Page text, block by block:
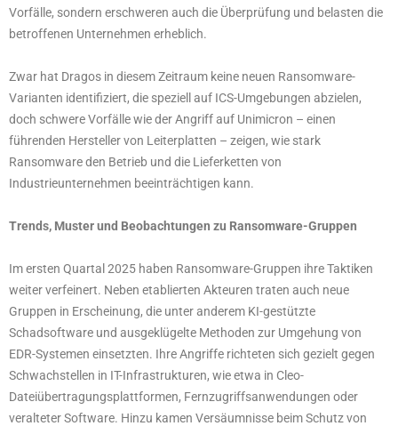
Vorfälle, sondern erschweren auch die Überprüfung und belasten die
betroffenen Unternehmen erheblich.
Zwar hat Dragos in diesem Zeitraum keine neuen Ransomware-
Varianten identifiziert, die speziell auf ICS-Umgebungen abzielen,
doch schwere Vorfälle wie der Angriff auf Unimicron – einen
führenden Hersteller von Leiterplatten – zeigen, wie stark
Ransomware den Betrieb und die Lieferketten von
Industrieunternehmen beeinträchtigen kann.
Trends, Muster und Beobachtungen zu Ransomware-Gruppen
Im ersten Quartal 2025 haben Ransomware-Gruppen ihre Taktiken
weiter verfeinert. Neben etablierten Akteuren traten auch neue
Gruppen in Erscheinung, die unter anderem KI-gestützte
Schadsoftware und ausgeklügelte Methoden zur Umgehung von
EDR-Systemen einsetzten. Ihre Angriffe richteten sich gezielt gegen
Schwachstellen in IT-Infrastrukturen, wie etwa in Cleo-
Dateiübertragungsplattformen, Fernzugriffsanwendungen oder
veralteter Software. Hinzu kamen Versäumnisse beim Schutz von